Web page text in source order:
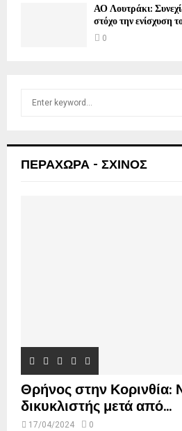
ΑΟ Λουτράκι:
στόχο την ενίσχυση
0
hΠΕΡΑΧΩΡΑ - ΣΧΙΝΟΣ
Θρήνος στην Κορινθία:
δικυκλιστής μετά από...
17/04/2024 0